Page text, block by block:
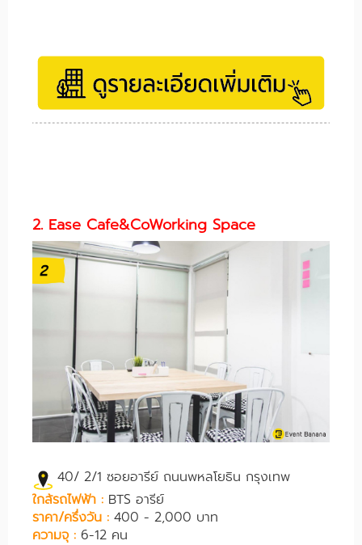
2. Ease Cafe&CoWorking Space
40/ 2/1 ซอยอารีย์ ถนนพหลโยธิน กรุงเทพ
ใกล้รถไฟฟ้า : BTS อารีย์
ราคา/ครึ่งวัน : 400 - 2,000 บาท
ความจุ : 6-12 คน